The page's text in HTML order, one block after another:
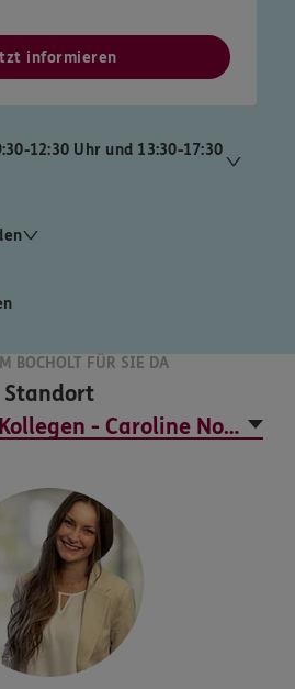
informieren
12:30 Uhr und 13:30-17:30
BOCHOLT FÜR SIE DA
Standort